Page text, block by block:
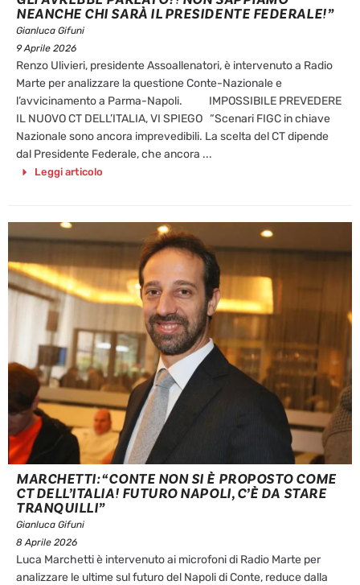
NEANCHE CHI SARÀ IL PRESIDENTE FEDERALE!”
Gianluca Gifuni
9 Aprile 2026
Renzo Ulivieri, presidente Assoallenatori, è intervenuto a Radio
Marte per analizzare la questione Conte-Nazionale e
l’avvicinamento a Parma-Napoli. IMPOSSIBILE PREVEDERE
IL NUOVO CT DELL’ITALIA, VI SPIEGO “Scenari FIGC in chiave
Nazionale sono ancora imprevedibili. La scelta del CT dipende
dal Presidente Federale, che ancora ...
Leggi articolo
MARCHETTI: “CONTE NON SI È PROPOSTO COME
CT DELL’ITALIA! FUTURO NAPOLI, C’È DA STARE
TRANQUILLI”
Gianluca Gifuni
8 Aprile 2026
Luca Marchetti è intervenuto ai microfoni di Radio Marte per
analizzare le ultime sul futuro del Napoli di Conte, reduce dalla